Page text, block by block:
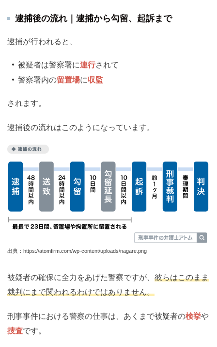
逮捕後の流れ｜逮捕から勾留、起訴まで
逮捕が行われると、
被疑者は警察署に連行されて
警察署内の留置場に収監
されます。
逮捕後の流れはこのようになっています。
出典：https://atomfirm.com/wp-content/uploads/nagare.png
被疑者の確保に全力をあげた警察ですが、 彼らはこのまま
裁判にまで関われるわけではありません。
刑事事件における警察の仕事は、あくまで被疑者の検挙や
捜査です。